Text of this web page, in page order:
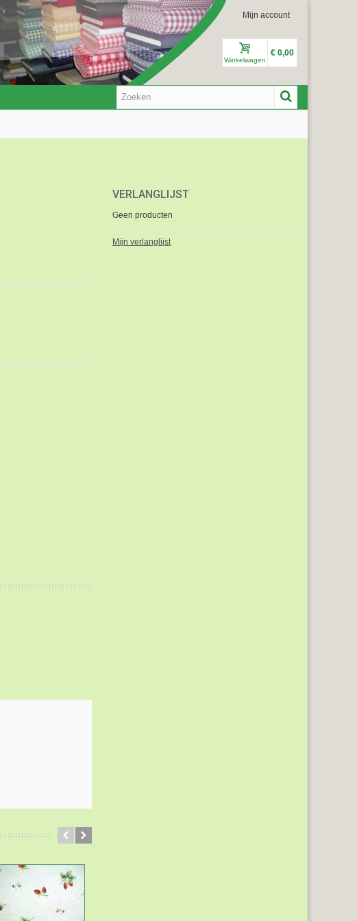
Mijn account
Winkelwagen
€ 0,00
VERLANGLIJST
Geen producten
Mijn verlanglijst